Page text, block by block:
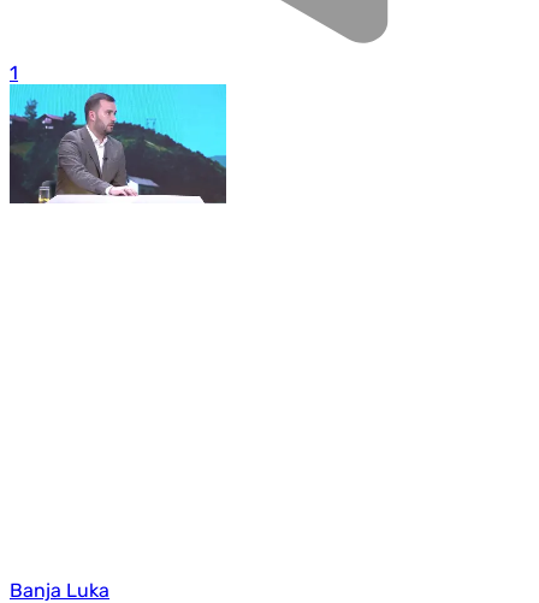
1
Banja Luka